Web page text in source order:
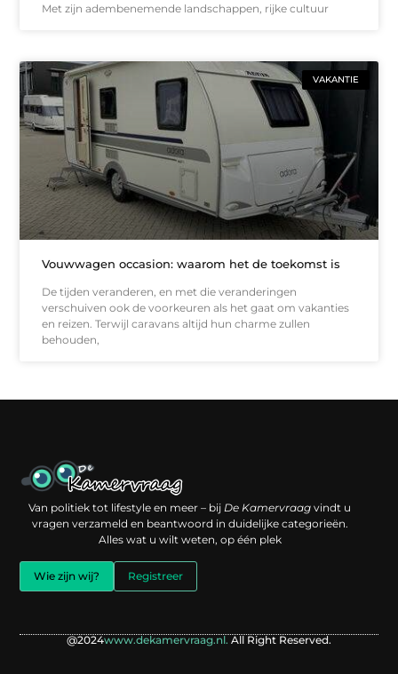
Met zijn adembenemende landschappen, rijke cultuur
VAKANTIE
Vouwwagen occasion: waarom het de toekomst is
De tijden veranderen, en met die veranderingen
verschuiven ook de voorkeuren als het gaat om vakanties
en reizen. Terwijl caravans altijd hun charme zullen
behouden,
Van politiek tot lifestyle en meer – bijDe Kamervraag vindt u
vragen verzameld en beantwoord in duidelijke categorieën.
Alles wat u wilt weten, op één plek
Wie zijn wij? Registreer
@2024www.dekamervraag.nl. All Right Reserved.